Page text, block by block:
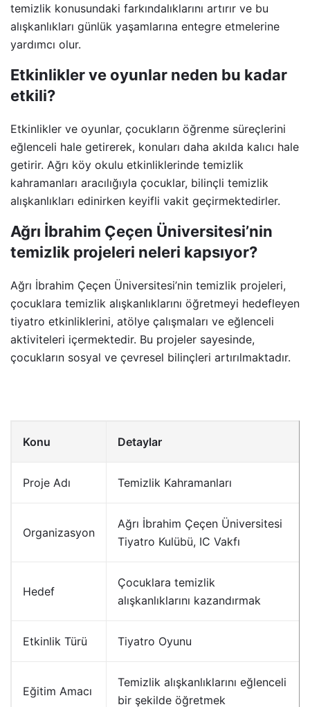
temizlik konusundaki farkındalıklarını artırır ve bu
alışkanlıkları günlük yaşamlarına entegre etmelerine
yardımcı olur.
Etkinlikler ve oyunlar neden bu kadar
etkili?
Etkinlikler ve oyunlar, çocukların öğrenme süreçlerini
eğlenceli hale getirerek, konuları daha akılda kalıcı hale
getirir. Ağrı köy okulu etkinliklerinde temizlik
kahramanları aracılığıyla çocuklar, bilinçli temizlik
alışkanlıkları edinirken keyifli vakit geçirmektedirler.
Ağrı İbrahim Çeçen Üniversitesi’nin
temizlik projeleri neleri kapsıyor?
Ağrı İbrahim Çeçen Üniversitesi’nin temizlik projeleri,
çocuklara temizlik alışkanlıklarını öğretmeyi hedefleyen
tiyatro etkinliklerini, atölye çalışmaları ve eğlenceli
aktiviteleri içermektedir. Bu projeler sayesinde,
çocukların sosyal ve çevresel bilinçleri artırılmaktadır.
Konu Detaylar
Proje Adı Temizlik Kahramanları
Organizasyon
Ağrı İbrahim Çeçen Üniversitesi
Tiyatro Kulübü, IC Vakfı
Hedef
Çocuklara temizlik
alışkanlıklarını kazandırmak
Etkinlik Türü Tiyatro Oyunu
Eğitim Amacı
Temizlik alışkanlıklarını eğlenceli
bir şekilde öğretmek